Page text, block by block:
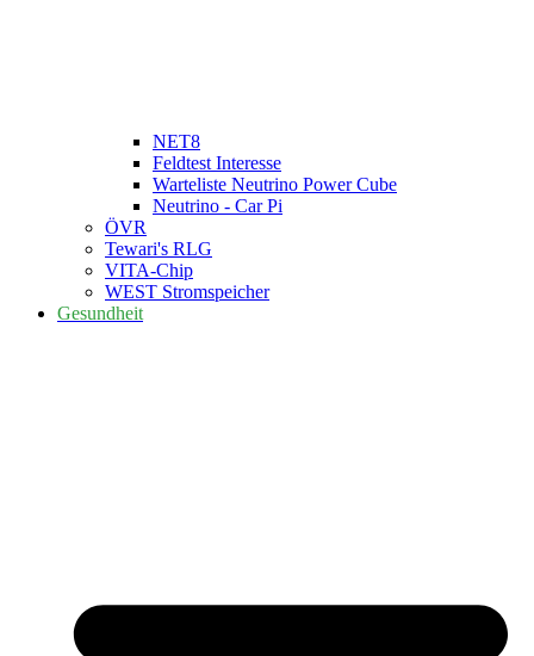
NET8
Feldtest Interesse
Warteliste Neutrino Power Cube
Neutrino - Car Pi
ÖVR
Tewari's RLG
VITA-Chip
WEST Stromspeicher
Gesundheit